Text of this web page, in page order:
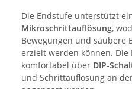
Die Endstufe unterstützt
Mikroschrittauflösung,
Bewegungen und saubere
erzielt werden können.
komfortabel über DIP-
und Schrittauflösung an